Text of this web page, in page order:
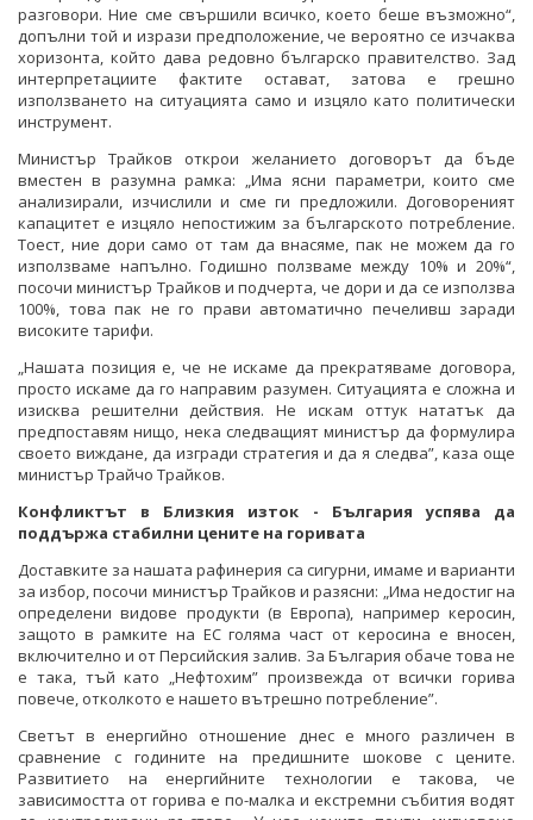
разговори. Ние сме свършили всичко, което беше възможно“,
допълни той и изрази предположение, че вероятно се изчаква
хоризонта, който дава редовно българско правителство. Зад
интерпретациите фактите остават, затова е грешно
използването на ситуацията само и изцяло като политически
инструмент.
Министър Трайков открои желанието договорът да бъде
вместен в разумна рамка: „Има ясни параметри, които сме
анализирали, изчислили и сме ги предложили. Договореният
капацитет е изцяло непостижим за българското потребление.
Тоест, ние дори само от там да внасяме, пак не можем да го
използваме напълно. Годишно ползваме между 10% и 20%“,
посочи министър Трайков и подчерта, че дори и да се използва
100%, това пак не го прави автоматично печеливш заради
високите тарифи.
„Нашата позиция е, че не искаме да прекратяваме договора,
просто искаме да го направим разумен. Ситуацията е сложна и
изисква решителни действия. Не искам оттук нататък да
предпоставям нищо, нека следващият министър да формулира
своето виждане, да изгради стратегия и да я следва”, каза още
министър Трайчо Трайков.
Конфликтът в Близкия изток - България успява да
поддържа стабилни цените на горивата
Доставките за нашата рафинерия са сигурни, имаме и варианти
за избор, посочи министър Трайков и разясни: „Има недостиг на
определени видове продукти (в Европа), например керосин,
защото в рамките на ЕС голяма част от керосина е вносен,
включително и от Персийския залив. За България обаче това не
е така, тъй като „Нефтохим” произвежда от всички горива
повече, отколкото е нашето вътрешно потребление”.
Светът в енергийно отношение днес е много различен в
сравнение с годините на предишните шокове с цените.
Развитието на енергийните технологии е такова, че
зависимостта от горива е по-малка и екстремни събития водят